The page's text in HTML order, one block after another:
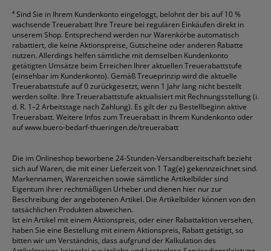
⁴Sind Sie in Ihrem Kundenkonto eingeloggt, belohnt der bis auf 10 %
wachsende Treuerabatt Ihre Treure bei regulären Einkäufen direkt in
unserem Shop. Entsprechend werden nur Warenkörbe automatisch
rabattiert, die keine Aktionspreise, Gutscheine oder anderen Rabatte
nutzen. Allerdings helfen sämtliche mit demselben Kundenkonto
getätigten Umsätze beim Erreichen Ihrer aktuellen Treuerabattstufe
(einsehbar im Kundenkonto). Gemäß Treueprinzip wird die aktuelle
Treuerabattstufe auf 0 zurückgesetzt, wenn 1 Jahr lang nicht bestellt
werden sollte. Ihre Treuerabattstufe aktualisiert mit Rechnungsstellung (i.
d. R. 1–2 Arbeitstage nach Zahlung). Es gilt der zu Bestellbeginn aktive
Treuerabatt. Weitere Infos zum Treuerabatt in Ihrem Kundenkonto oder
aufwww.buero-bedarf-thueringen.de/treuerabatt
Die im Onlineshop beworbene 24-Stunden-Versandbereitschaft bezieht
sich auf Waren, die mit einer Lieferzeit von 1 Tag(e) gekennzeichnet sind.
Markennamen, Warenzeichen sowie sämtliche Artikelbilder sind
Eigentum ihrer rechtmäßigen Urheber und dienen hier nur zur
Beschreibung der angebotenen Artikel. Die Artikelbilder können von den
tatsächlichen Produkten abweichen.
Ist ein Artikel mit einem Aktionspreis, oder einer Rabattaktion versehen,
haben Sie eine Bestellung mit einem Aktionspreis, Rabatt getätigt, so
bitten wir um Verständnis, dass aufgrund der Kalkulation des